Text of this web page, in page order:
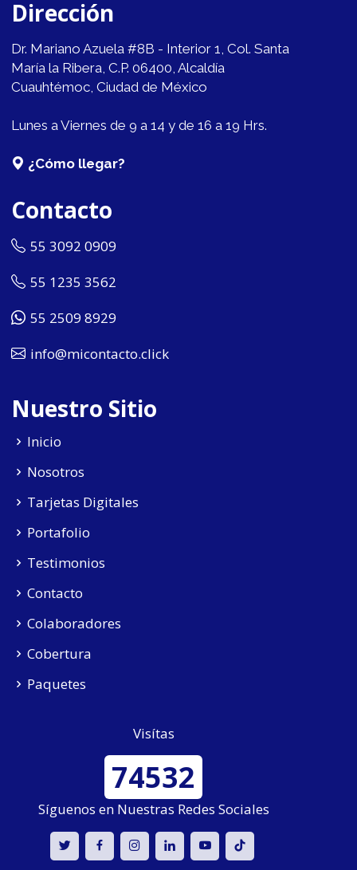
Dirección
Dr. Mariano Azuela #8B - Interior 1, Col. Santa
María la Ribera, C.P. 06400, Alcaldía
Cuauhtémoc, Ciudad de México
Lunes a Viernes de 9 a 14 y de 16 a 19 Hrs.
¿Cómo llegar?
Contacto
55 3092 0909
55 1235 3562
55 2509 8929
info@micontacto.click
Nuestro Sitio
Inicio
Nosotros
Tarjetas Digitales
Portafolio
Testimonios
Contacto
Colaboradores
Cobertura
Paquetes
Visítas
74532
Síguenos en Nuestras Redes Sociales